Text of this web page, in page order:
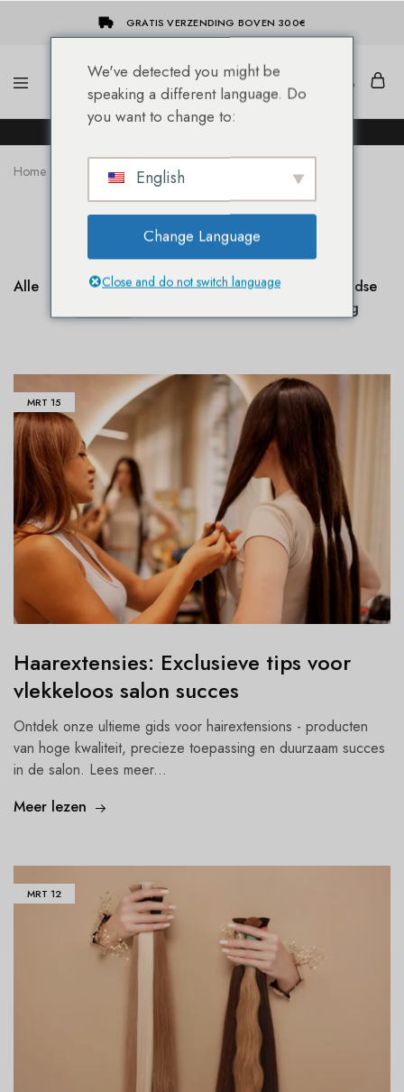
GRATIS VERZENDING BOVEN 300€
She-
Socap
Extensions
Home Engelstalige blog
Engelstalige blog
Alle
Engelstalige
Blog
Nederlandse
weblog
MRT 15
Haarextensies: Exclusieve tips voor
vlekkeloos salon succes
Ontdek onze ultieme gids voor hairextensions - producten
van hoge kwaliteit, precieze toepassing en duurzaam succes
in de salon. Lees meer...
Meer lezen
MRT 12
We've detected you might be
speaking a different language. Do
you want to change to:
English
Change Language
Close and do not switch language